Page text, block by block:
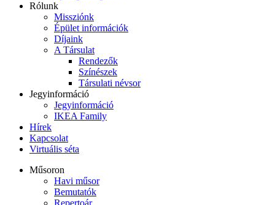
Rólunk
Missziónk
Épület információk
Díjaink
A Társulat
Rendezők
Színészek
Társulati névsor
Jegyinformáció
Jegyinformáció
IKEA Family
Hírek
Kapcsolat
Virtuális séta
Műsoron
Havi műsor
Bemutatók
Repertoár